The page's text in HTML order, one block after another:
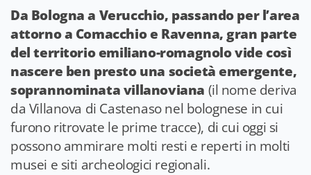
Da Bologna a Verucchio, passando per l’area
attorno a Comacchio e Ravenna, gran parte
del territorio emiliano-romagnolo vide così
nascere ben presto una società emergente,
soprannominata villanoviana (il nome deriva
da Villanova di Castenaso nel bolognese in cui
furono ritrovate le prime tracce), di cui oggi si
possono ammirare molti resti e reperti in molti
musei e siti archeologici regionali.